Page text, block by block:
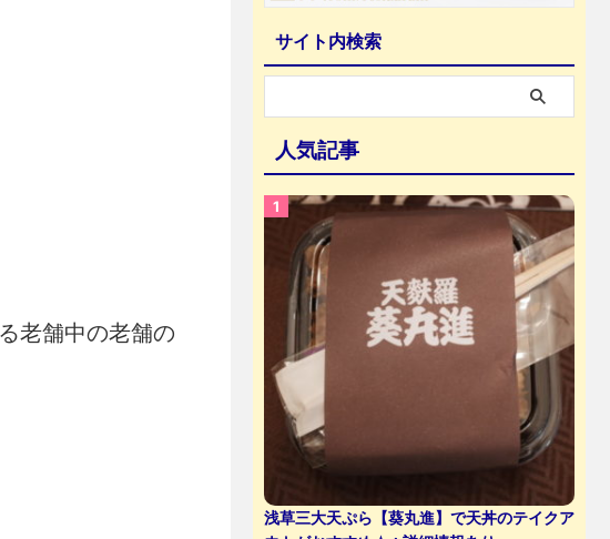
老舗中の老舗の
サイト内検索
人気記事
浅草三大天ぷら【葵丸進】で天丼のテイクア